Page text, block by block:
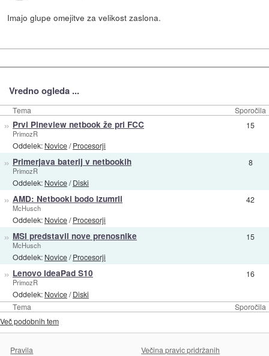
Imajo glupe omejitve za velikost zaslona.
Vredno ogleda ...
Tema Sporočila
Tema Sporočila
» Prvi Pineview netbook že pri FCC
PrimozR
Oddelek: Novice/Procesorji
15
» Primerjava baterij v netbookih
PrimozR
Oddelek: Novice/Diski
8
» AMD: Netbooki bodo izumrli
McHusch
Oddelek: Novice/Procesorji
42
» MSI predstavil nove prenosnike
McHusch
Oddelek: Novice/Procesorji
15
» Lenovo IdeaPad S10
PrimozR
Oddelek: Novice/Diski
16
Več podobnih tem
Pravila Večina pravic pridržanih